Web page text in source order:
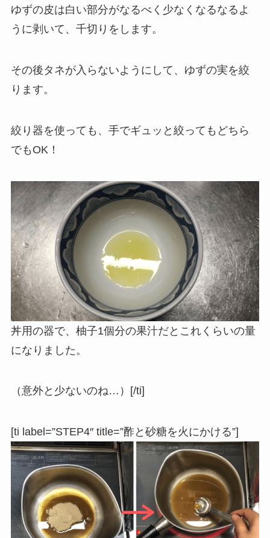
ゆずの皮は白い部分がなるべく少なくなるなるよ
うに剥いて、千切りをします。
その後タネが入らないようにして、ゆずの実を絞
ります。
絞り器を使っても、手でギュッと絞ってもどちら
でもOK！
丼用の器で、柚子1個分の果汁だとこれくらいの量
になりました。
（意外と少ないのね…）[/ti]
[ti label=”STEP4″ title=”酢と砂糖を火にかける”]